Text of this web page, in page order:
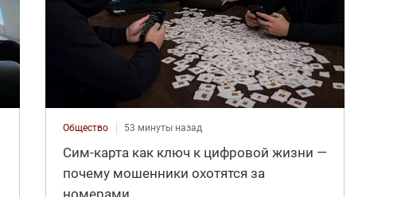
Общество 53 минуты назад
Сим-карта как ключ к цифровой жизни —
почему мошенники охотятся за